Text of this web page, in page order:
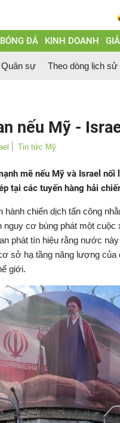
BÓNG ĐÁ KINH DOANH
Quân sự Theo dòng lịch sử
nếu Mỹ -
Tin tức Mỹ
mẽ nếu Mỹ và Israel
tại các tuyến hàng hải
chiến dịch tấn công
nguy cơ bùng phát một
phát tín hiệu rằng nước
sở hạ tầng năng lượng
giới.